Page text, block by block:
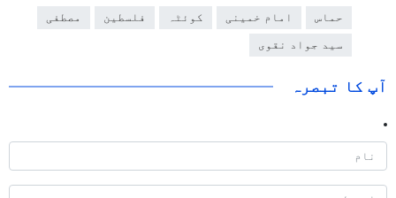
حماس امام خمینی کوئٹہ فلسطین مصطفی
سید جواد نقوی
آپ کا تبصرہ